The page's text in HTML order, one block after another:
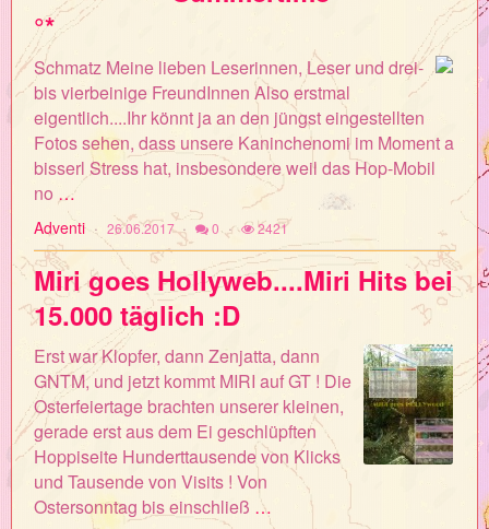
°*
Schmatz Meine lieben Leserinnen, Leser und drei-
bis vierbeinige FreundInnen Also erstmal
eigentlich....Ihr könnt ja an den jüngst eingestellten
Fotos sehen, dass unsere Kaninchenomi im Moment a
bisserl Stress hat, insbesondere weil das Hop-Mobil
no …
Adventi 26.06.2017 0 2421
Miri goes Hollyweb....Miri Hits bei
15.000 täglich :D
Erst war Klopfer, dann Zenjatta, dann
GNTM, und jetzt kommt MIRI auf GT ! Die
Osterfeiertage brachten unserer kleinen,
gerade erst aus dem Ei geschlüpften
Hoppiseite Hunderttausende von Klicks
und Tausende von Visits ! Von
Ostersonntag bis einschließ …